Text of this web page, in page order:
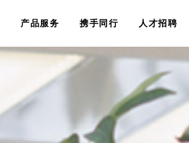
产品服务 携手同行 人才招聘